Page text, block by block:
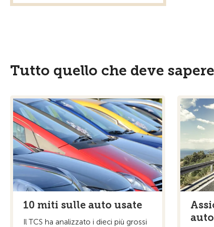
Tutto quello che deve
10 miti sulle auto usate
Il TCS ha analizzato i dieci più grossi